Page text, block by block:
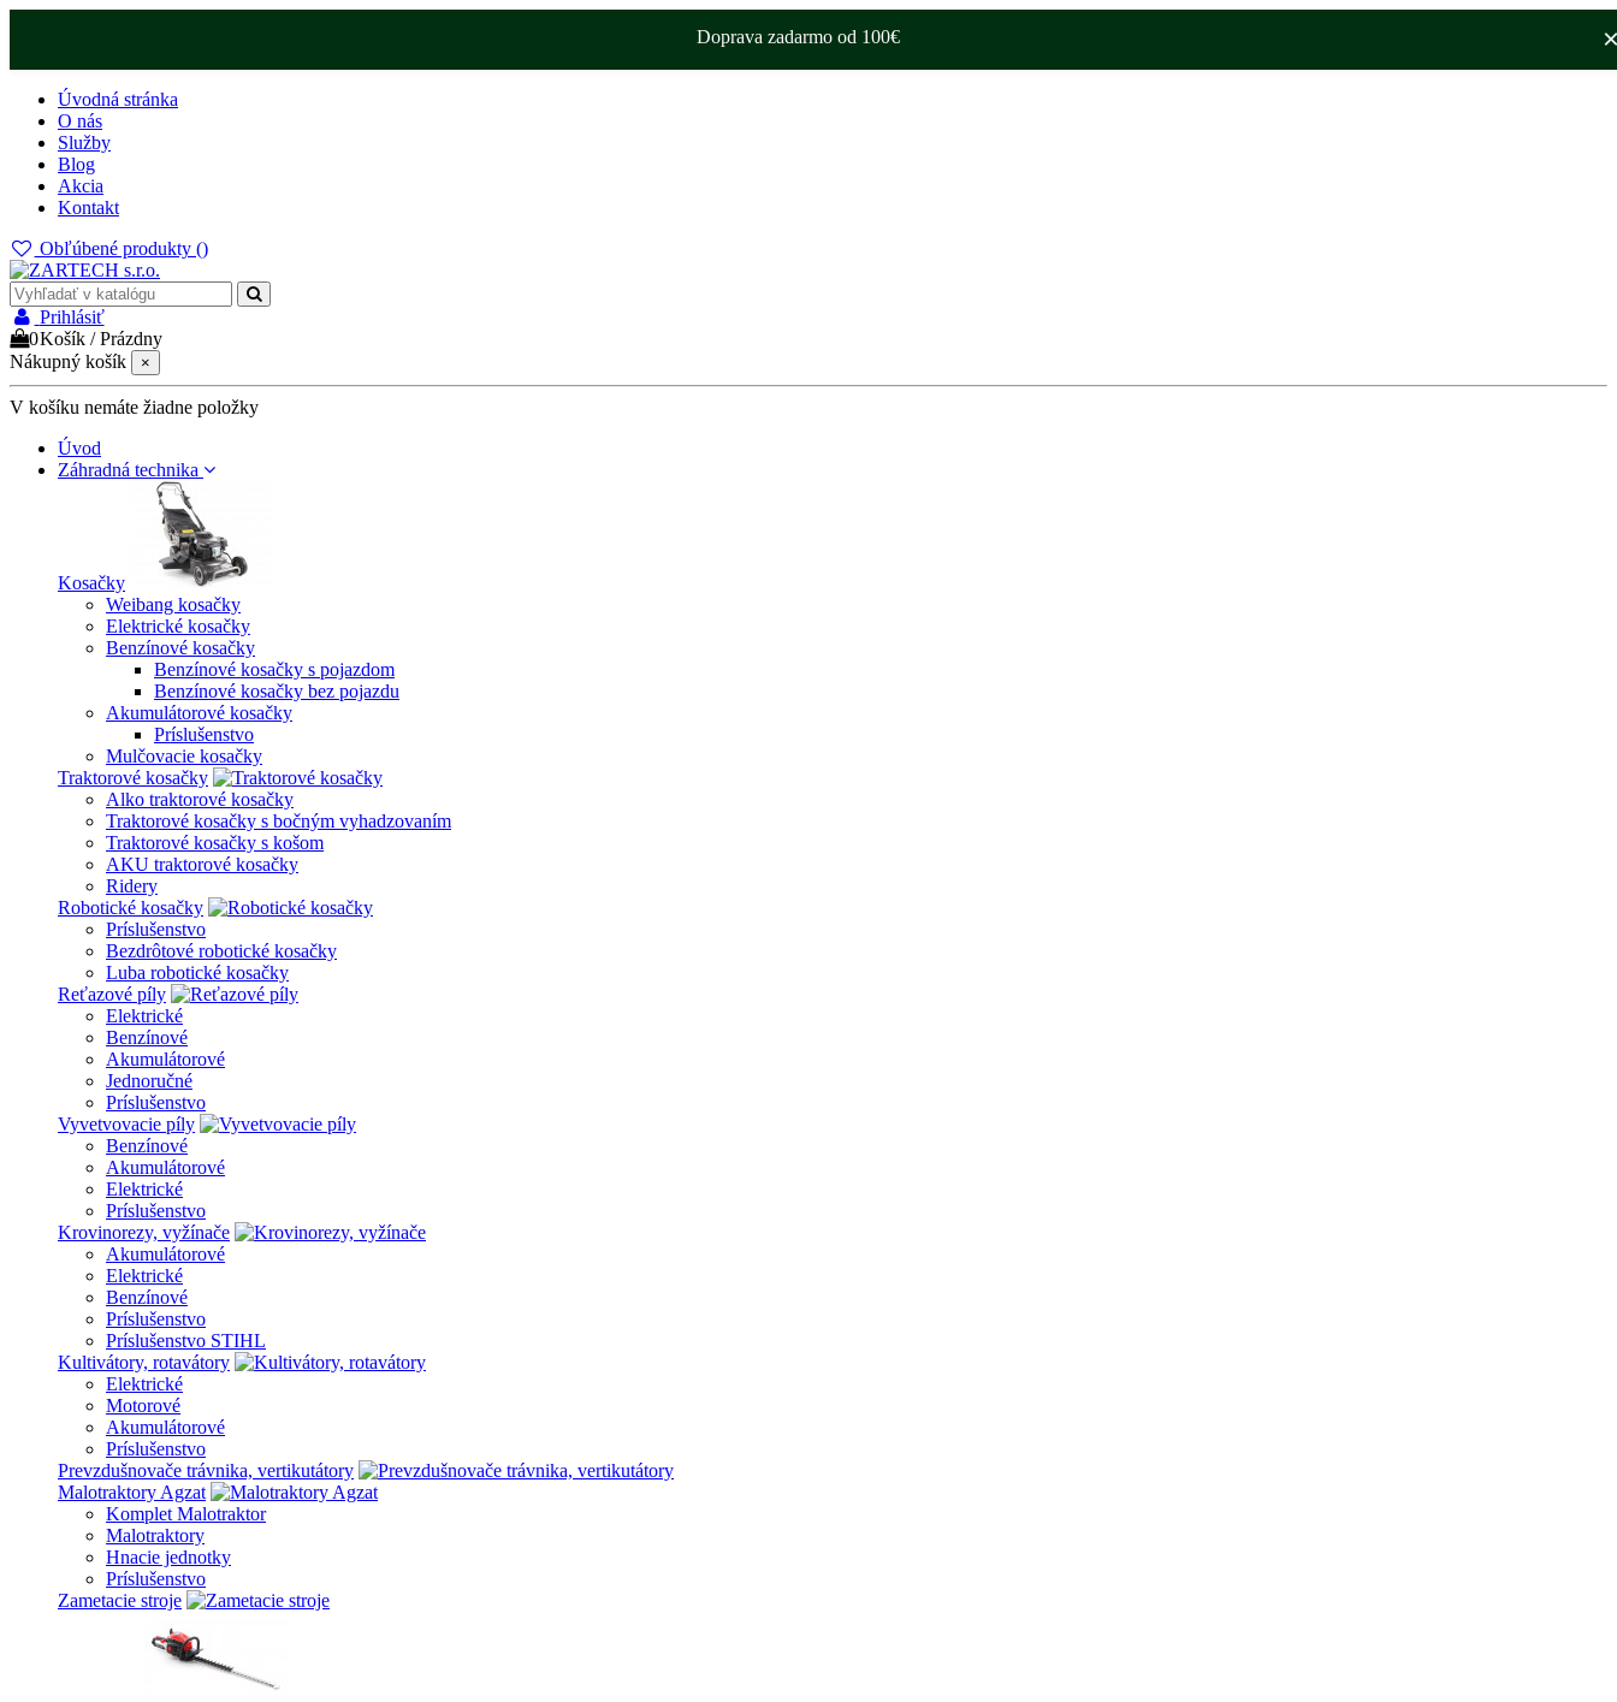
Doprava zadarmo od 100€
Úvodná stránka
O nás
Služby
Blog
Akcia
Kontakt
Obľúbené produkty ()
Prihlásiť
0Košík /Prázdny
Nákupný košík
×
V košíku nemáte žiadne položky
Úvod
Záhradná technika
Kosačky
Weibang kosačky
Elektrické kosačky
Benzínové kosačky
Benzínové kosačky s pojazdom
Benzínové kosačky bez pojazdu
Akumulátorové kosačky
Príslušenstvo
Mulčovacie kosačky
Traktorové kosačky
Alko traktorové kosačky
Traktorové kosačky s bočným vyhadzovaním
Traktorové kosačky s košom
AKU traktorové kosačky
Ridery
Robotické kosačky
Príslušenstvo
Bezdrôtové robotické kosačky
Luba robotické kosačky
Reťazové píly
Elektrické
Benzínové
Akumulátorové
Jednoručné
Príslušenstvo
Vyvetvovacie píly
Benzínové
Akumulátorové
Elektrické
Príslušenstvo
Krovinorezy, vyžínače
Akumulátorové
Elektrické
Benzínové
Príslušenstvo
Príslušenstvo STIHL
Kultivátory, rotavátory
Elektrické
Motorové
Akumulátorové
Príslušenstvo
Prevzdušnovače trávnika, vertikutátory
Malotraktory Agzat
Komplet Malotraktor
Malotraktory
Hnacie jednotky
Príslušenstvo
Zametacie stroje